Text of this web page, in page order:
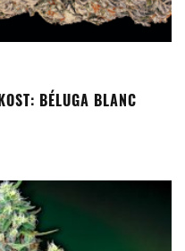
BÉLUGA BLANC